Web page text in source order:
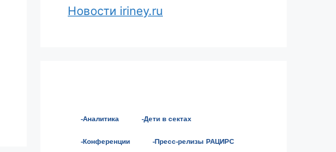
Новости iriney.ru
-Аналитика -Дети в сектах
-Конференции -Пресс-релизы РАЦИРС